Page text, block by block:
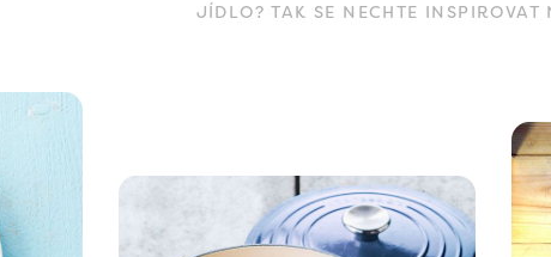
JÍDLO? TAK SE NECHTE